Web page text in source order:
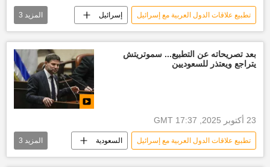
تطبيع علاقات الدول العربية مع إسرائيل إسرائيل
العالم أخبار العالم الآن
أخبار حزب الله
المزيد 3
بعد تصريحاته عن التطبيع... سموتريتش
يتراجع ويعتذر للسعوديين
23 أكتوبر 2025, 17:37 GMT
تطبيع علاقات الدول العربية مع إسرائيل السعودية
إسرائيل العالم العالم العربي
المزيد 3